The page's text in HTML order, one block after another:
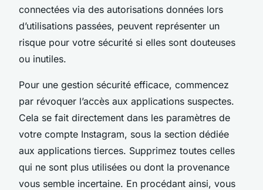
connectées via des autorisations données lors
d’utilisations passées, peuvent représenter un
risque pour votre sécurité si elles sont douteuses
ou inutiles.
Pour une gestion sécurité efficace, commencez
par révoquer l’accès aux applications suspectes.
Cela se fait directement dans les paramètres de
votre compte Instagram, sous la section dédiée
aux applications tierces. Supprimez toutes celles
qui ne sont plus utilisées ou dont la provenance
vous semble incertaine. En procédant ainsi, vous